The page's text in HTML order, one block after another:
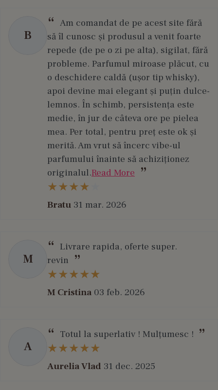
B
Am comandat de pe acest site fără
să îl cunosc și produsul a venit foarte
repede (de pe o zi pe alta), sigilat, fără
probleme. Parfumul miroase plăcut, cu
o deschidere caldă (ușor tip whisky),
apoi devine mai elegant și puțin dulce-
lemnos. În schimb, persistența este
medie, în jur de câteva ore pe pielea
mea. Per total, pentru preț este ok și
merită. Am vrut să încerc vibe-ul
parfumului înainte să achiziționez
originalul.Read More
Bratu 31 mar. 2026
M
Livrare rapida, oferte super.
revin
M Cristina 03 feb. 2026
A
Totul la superlativ ! Mulțumesc !
Aurelia Vlad 31 dec. 2025